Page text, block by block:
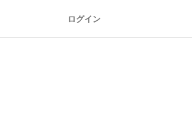
ログイン